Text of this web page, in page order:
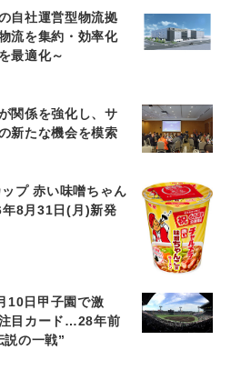
自社運営型物流拠
流を集約・効率化
最適化～
関係を強化し、サ
新たな機会を模索
ップ 赤い味噌ちゃん
8月31日(月)新発
10日甲子園で激
目カード…28年前
説の一戦”